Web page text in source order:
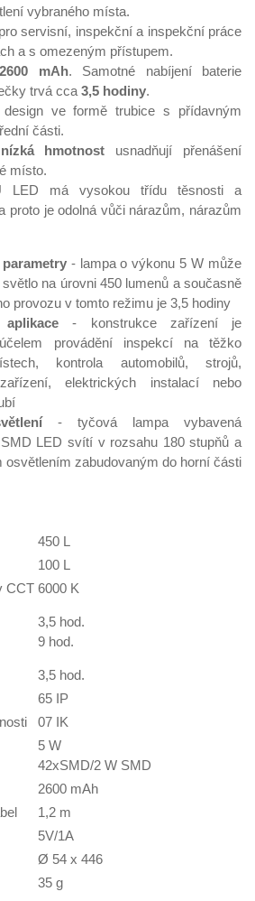
vybraného místa.
servisní, inspekční a inspekční práce
a s omezeným přístupem.
2600 mAh. Samotné nabíjení baterie
trvá cca 3,5 hodiny.
ve formě trubice s přídavným
části.
nízká hmotnost usnadňují přenášení
místo.
LED má vysokou třídu těsnosti a
proto je odolná vůči nárazům, nárazům
- lampa o výkonu 5 W může
na úrovni 450 lumenů a současně
provozu v tomto režimu je 3,5 hodiny
- konstrukce zařízení je
provádění inspekcí na těžko
kontrola automobilů, strojů,
elektrických instalací nebo
- tyčová lampa vybavená
LED svítí v rozsahu 180 stupňů a
osvětlením zabudovaným do horní části
450 L
100 L
CCT 6000 K
3,5 hod.
9 hod.
3,5 hod.
65 IP
07 IK
5 W
42xSMD/2 W SMD
2600 mAh
1,2 m
5V/1A
Ø 54 x 446
35 g